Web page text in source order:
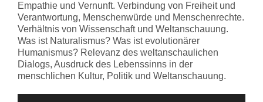
Empathie und Vernunft. Verbindung von Freiheit und
Verantwortung, Menschenwürde und Menschenrechte.
Verhältnis von Wissenschaft und Weltanschauung.
Was ist Naturalismus? Was ist evolutionärer
Humanismus? Relevanz des weltanschaulichen
Dialogs, Ausdruck des Lebenssinns in der
menschlichen Kultur, Politik und Weltanschauung.